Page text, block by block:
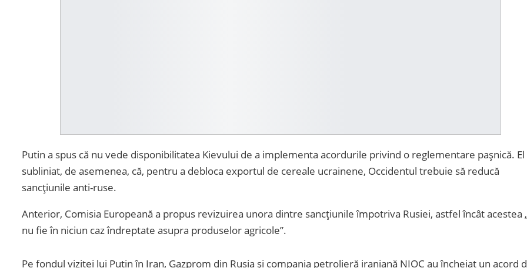
Putin a spus că nu vede disponibilitatea Kievului de a implementa acordurile privind o reglementare pașnică. El
subliniat, de asemenea, că, pentru a debloca exportul de cereale ucrainene, Occidentul trebuie să reducă
sancțiunile anti-ruse.
Anterior, Comisia Europeană a propus revizuirea unora dintre sancțiunile împotriva Rusiei, astfel încât acestea
nu fie în niciun caz îndreptate asupra produselor agricole”.
Pe fondul vizitei lui Putin în Iran, Gazprom din Rusia și compania petrolieră iraniană NIOC au încheiat un acord